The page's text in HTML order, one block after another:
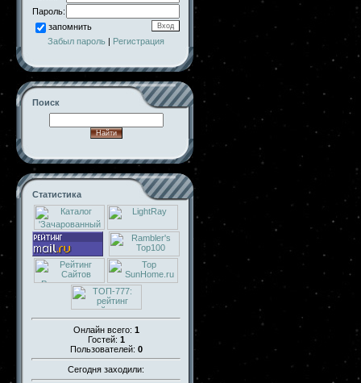
Пароль:
запомнить
Забыл пароль | Регистрация
Поиск
Статистика
Онлайн всего: 1
Гостей: 1
Пользователей: 0
Сегодня заходили: